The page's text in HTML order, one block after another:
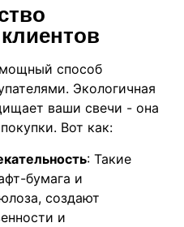
способ
Экологичная
ваши свечи - она
Вот как:
: Такие
бумага и
создают
и